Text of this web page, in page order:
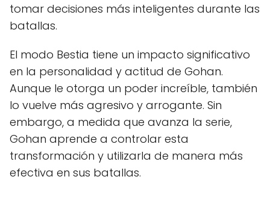
tomar decisiones más inteligentes durante las
batallas.
El modo Bestia tiene un impacto significativo
en la personalidad y actitud de Gohan.
Aunque le otorga un poder increíble, también
lo vuelve más agresivo y arrogante. Sin
embargo, a medida que avanza la serie,
Gohan aprende a controlar esta
transformación y utilizarla de manera más
efectiva en sus batallas.